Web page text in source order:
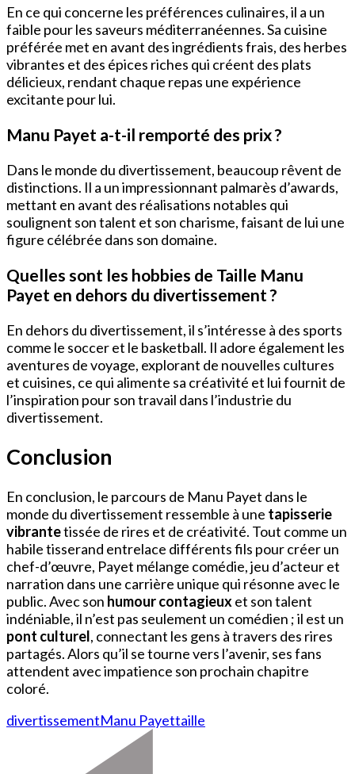
En ce qui concerne les préférences culinaires, il a un
faible pour les saveurs méditerranéennes. Sa cuisine
préférée met en avant des ingrédients frais, des herbes
vibrantes et des épices riches qui créent des plats
délicieux, rendant chaque repas une expérience
excitante pour lui.
Manu Payet a-t-il remporté des prix ?
Dans le monde du divertissement, beaucoup rêvent de
distinctions. Il a un impressionnant palmarès d’awards,
mettant en avant des réalisations notables qui
soulignent son talent et son charisme, faisant de lui une
figure célébrée dans son domaine.
Quelles sont les hobbies de Taille Manu
Payet en dehors du divertissement ?
En dehors du divertissement, il s’intéresse à des sports
comme le soccer et le basketball. Il adore également les
aventures de voyage, explorant de nouvelles cultures
et cuisines, ce qui alimente sa créativité et lui fournit de
l’inspiration pour son travail dans l’industrie du
divertissement.
Conclusion
En conclusion, le parcours de Manu Payet dans le
monde du divertissement ressemble à une tapisserie
vibrantetissée de rires et de créativité. Tout comme un
habile tisserand entrelace différents fils pour créer un
chef-d’œuvre, Payet mélange comédie, jeu d’acteur et
narration dans une carrière unique qui résonne avec le
public. Avec son humour contagieuxet son talent
indéniable, il n’est pas seulement un comédien ; il est un
pont culturel, connectant les gens à travers des rires
partagés. Alors qu’il se tourne vers l’avenir, ses fans
attendent avec impatience son prochain chapitre
coloré.
divertissementManu Payettaille